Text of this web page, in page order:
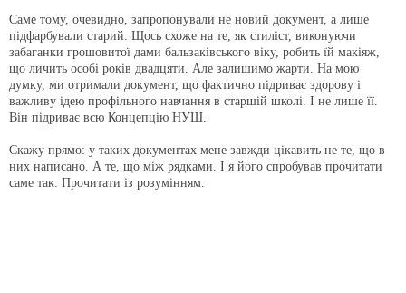
Саме тому, очевидно, запропонували не новий документ, а лише
підфарбували старий. Щось схоже на те, як стиліст, виконуючи
забаганки грошовитої дами бальзаківського віку, робить їй макіяж,
що личить особі років двадцяти. Але залишимо жарти. На мою
думку, ми отримали документ, що фактично підриває здорову і
важливу ідею профільного навчання в старшій школі. І не лише її.
Він підриває всю Концепцію НУШ.
Скажу прямо: у таких документах мене завжди цікавить не те, що в
них написано. А те, що між рядками. І я його спробував прочитати
саме так. Прочитати із розумінням.